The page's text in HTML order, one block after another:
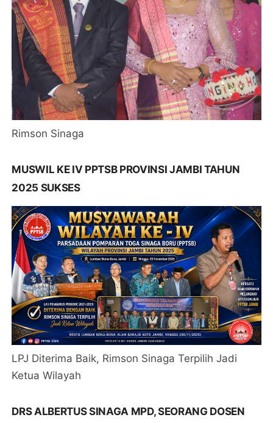
Rimson Sinaga
MUSWIL KE IV PPTSB PROVINSI JAMBI TAHUN
2025 SUKSES
LPJ Diterima Baik, Rimson Sinaga Terpilih Jadi
Ketua Wilayah
DRS ALBERTUS SINAGA MPD, SEORANG DOSEN